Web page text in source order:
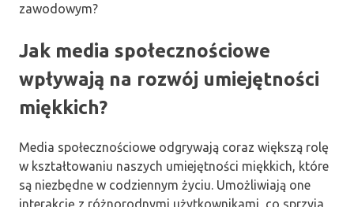
zawodowym?
Jak media społecznościowe
wpływają na rozwój umiejętności
miękkich?
Media społecznościowe odgrywają coraz większą rolę
w kształtowaniu naszych umiejętności miękkich, które
są niezbędne w codziennym życiu. Umożliwiają one
interakcję z różnorodnymi użytkownikami, co sprzyja